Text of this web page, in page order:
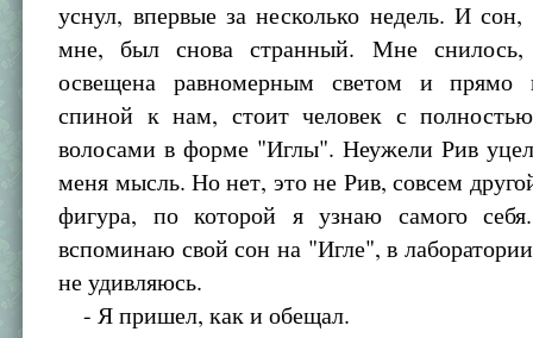
уснул, впервые за несколько недель. И
мне, был снова странный. Мне снилось,
освещена равномерным светом и прямо
спиной к нам, стоит человек с
волосами в форме "Иглы". Неужели Рив
меня мысль. Но нет, это не Рив, совсем
фигура, по которой я узнаю самого
вспоминаю свой сон на "Игле", в
не удивляюсь.
- Я пришел, как и обещал.